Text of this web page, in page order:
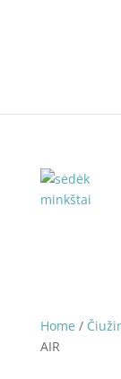
Home /
AIR